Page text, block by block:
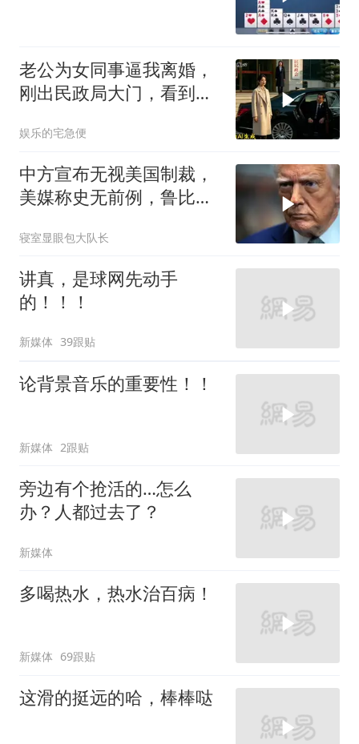
老公为女同事逼我离婚，
刚出民政局大门，看到我
娱乐的宅急便
中方宣布无视美国制裁，
美媒称史无前例，鲁比
寝室显眼包大队长
讲真，是球网先动手
的！！！
新媒体 39跟贴
论背景音乐的重要性！！
新媒体 2跟贴
旁边有个抢活的…怎么
办？人都过去了？
新媒体
多喝热水，热水治百病！
新媒体 69跟贴
这滑的挺远的哈，棒棒哒